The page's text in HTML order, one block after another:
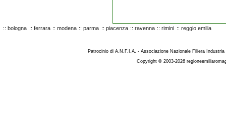
:: bologna :: ferrara :: modena :: parma :: piacenza :: ravenna :: rimini :: reggio emilia
Patrocinio di A.N.F.I.A. - Associazione Nazionale Filiera
Copyright © 2003-2026